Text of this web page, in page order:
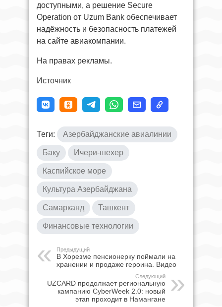
доступными, а решение Secure
Operation от Uzum Bank обеспечивает
надёжность и безопасность платежей
на сайте авиакомпании.
На правах рекламы.
Источник
Теги: Азербайджанские авиалинии
Баку Ичери-шехер
Каспийское море
Культура Азербайджана
Самарканд Ташкент
Финансовые технологии
Предыдущий
В Хорезме пенсионерку поймали на
хранении и продаже героина. Видео
Следующий
UZCARD продолжает региональную
кампанию CyberWeek 2.0: новый
этап проходит в Намангане